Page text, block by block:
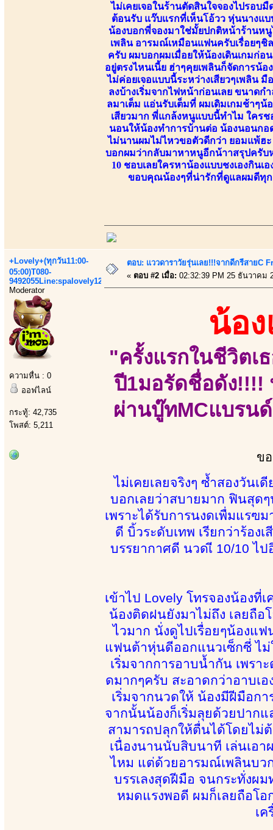
ไม่เคยเจอในร้านตัดสินใจจองไปรอบ
ต้อนรับ แว๊บแรกที่เห็นโอ้วว หุ่นนางแ
น้องบอกพี่จองมาใช่มั้ยปกติหน้าร้านหนู
เพลิน อารมณ์เหมือนแฟนครับเรื่อยๆชิ
ครับ ผมบอกผมเมื่อยให้น้องเดินเกมก่
อยู่ตรงไหนเนี้ย ฮ่าๆคุยเพลินก็จัดการน้
ไม่ค่อยเจอแบบนี้ระหว่างเสียวๆเพลิน
ลงบ้างเริ่มจากไฟหน้าก่อนเลย ขนาด
ลมาเต็ม แอ่นรับเต็มที่ ผมเดิมเกมช้าๆ
เสียวมาก พี่แกล้งหนูแบบนี้ทำไม ใคร
นอนให้น้องทำการบ้านต่อ น้องนอนก
ไม่นานผมไม่ไหวขอตัวดีกว่า ยอมแพ้ฮ
บอกผมว่ากลับมาหาหนูอีกน้าาสรุปครับห
10 ชอบเลยใครหาน้องแบบชงเองกิน
ขอบคุณน้องๆที่น่ารักที่ดูแลผมดีทุก
+Lovely+(ทุกวัน11:00-
05:00)T080-
9492055Line:spalovely123
Moderator
ความหื่น : 0
ออฟไลน์
กระทู้: 42,735
โพสต์: 5,211
ตอบ: แววดาราวัยรุ่นเลย!!!จากดีกรีสายC
« ตอบ #2 เมื่อ: 02:32:39 PM 25 ธันวาคม
น้อ
"ครั้งแรกในชีวิตเ
ปี1มอรัดชื่อดัง!!!!
ผ่านบู๊ทMCแบรน
ข
ไม่เคยเลยจริงๆ ซ้ำสองวัน
บอกเลยว่าสบายมาก ฟินสุด
เพราะได้รับการนงดเพื่มแรฃม
ดี บิ้วระดับเทพ เรียกว่าร้อง
บรรยากาศดี นวดเี 10/10 ไ
เข้าไป Lovely โทรจองน้องที่
น้องติดฝนยังมาไม่ถึง เลยถือ
ไวมาก นั่งดูไปเรื่อยๆน้องแ
แฟนต้าหุ่นดีออกแนวเซ็กซี่ ไม่
เริ่มจากการอาบน้ำกัน เพรา
ดมากๆครับ สะอาดกว่าอาบเ
เริ่มจากนวดให้ น้องมีฝีมือก
จากนั้นน้องก็เริ่มลุยด้วยปาก
สามารถปลุกให้ตื่นได้โดยไม่
เนื่องนานนับสิบนาที เล่นเอา
ไหม แต่ด้วยอารมณ์เพลินบว
บรรเลงสุดฝีมือ จนกระทั่งผ
หมดแรงพอดี ผมก็เลยถือโ
เ